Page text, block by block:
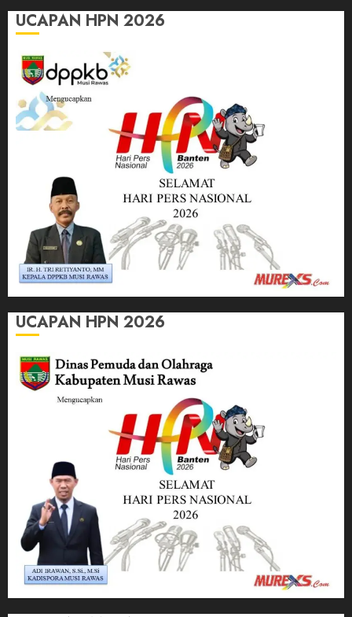
UCAPAN HPN 2026
UCAPAN HPN 2026